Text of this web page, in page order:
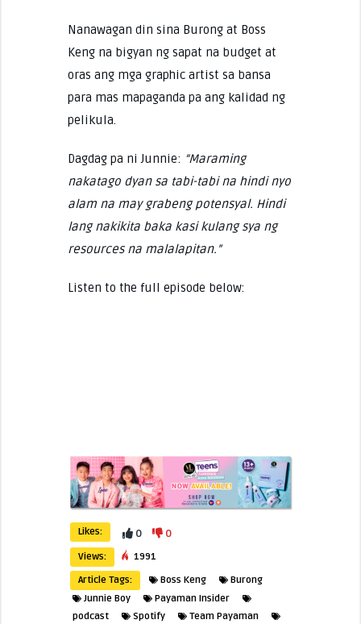
Nanawagan din sina Burong at Boss
Keng na bigyan ng sapat na budget at
oras ang mga graphic artist sa bansa
para mas mapaganda pa ang kalidad ng
pelikula.
Dagdag pa ni Junnie: “Maraming
nakatago dyan sa tabi-tabi na hindi nyo
alam na may grabeng potensyal. Hindi
lang nakikita baka kasi kulang sya ng
resources na malalapitan.”
Listen to the full episode below:
Likes: 0 0
Views:
1991
Article Tags:
Boss Keng
Burong
Junnie Boy
Payaman Insider
podcast
Spotify
Team Payaman